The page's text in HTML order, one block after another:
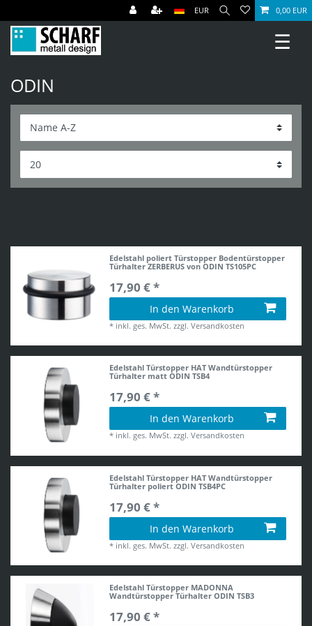
EUR 0,00 EUR
☰
ODIN
Edelstahl poliert Türstopper Bodentürstopper
Türhalter ZERBERUS von ODIN TS105PC
17,90 € *
In den Warenkorb
* inkl. ges. MwSt. zzgl.Versandkosten
Edelstahl Türstopper HAT Wandtürstopper
Türhalter matt ODIN TSB4
17,90 € *
In den Warenkorb
* inkl. ges. MwSt. zzgl.Versandkosten
Edelstahl Türstopper HAT Wandtürstopper
Türhalter poliert ODIN TSB4PC
17,90 € *
In den Warenkorb
* inkl. ges. MwSt. zzgl.Versandkosten
Edelstahl Türstopper MADONNA
Wandtürstopper Türhalter ODIN TSB3
17,90 € *